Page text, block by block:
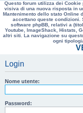
Questo forum utilizza dei
visiva di una nuova risposta in
Mantenimento dello stato Online
accettano queste condizioni.
software phpBB, relativi a
Youtube, ImageShack, Histats,
altri siti. La navigazione su
ogni
Login
Nome utente:
Password: